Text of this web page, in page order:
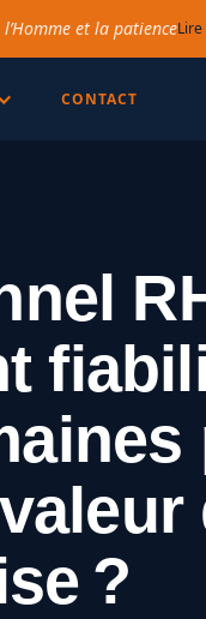
l’Homme et la patience
CONTACT
?